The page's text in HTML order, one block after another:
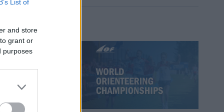
List of
and store
grant or
purposes